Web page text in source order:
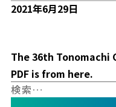
2021年6月29日
The 36th Tonomachi
PDF is from here.
検